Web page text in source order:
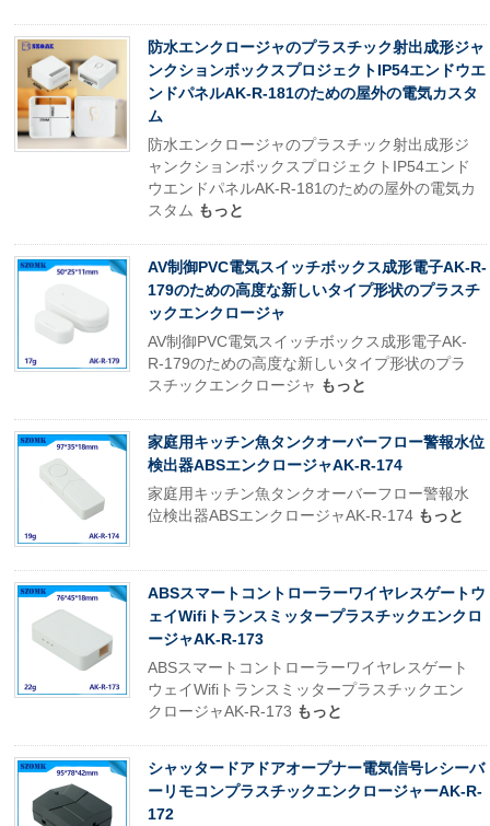
防水エンクロージャのプラスチック射出成形ジャ
ンクションボックスプロジェクトIP54エンドウエ
ンドパネルAK-R-181のための屋外の電気カスタ
ム
防水エンクロージャのプラスチック射出成形ジ
ャンクションボックスプロジェクトIP54エンド
ウエンドパネルAK-R-181のための屋外の電気カ
スタム もっと
AV制御PVC電気スイッチボックス成形電子AK-R-
179のための高度な新しいタイプ形状のプラスチ
ックエンクロージャ
AV制御PVC電気スイッチボックス成形電子AK-
R-179のための高度な新しいタイプ形状のプラ
スチックエンクロージャ もっと
家庭用キッチン魚タンクオーバーフロー警報水位
検出器ABSエンクロージャAK-R-174
家庭用キッチン魚タンクオーバーフロー警報水
位検出器ABSエンクロージャAK-R-174 もっと
ABSスマートコントローラーワイヤレスゲートウ
ェイWifiトランスミッタープラスチックエンクロ
ージャAK-R-173
ABSスマートコントローラーワイヤレスゲート
ウェイWifiトランスミッタープラスチックエン
クロージャAK-R-173 もっと
シャッタードアドアオープナー電気信号レシーバ
ーリモコンプラスチックエンクロージャーAK-R-
172